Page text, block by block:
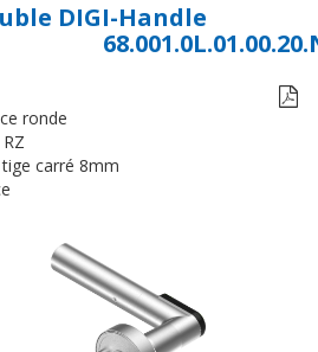
DIGI-Handle

ronde
carré 8mm